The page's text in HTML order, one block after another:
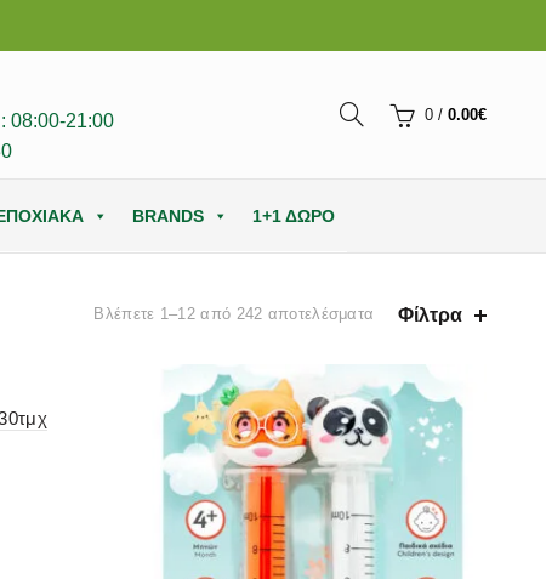
08:00-21:00
0 / 0.00€
BRANDS 1+1 ΔΩΡΟ
Βλέπετε 1–12 από 242 αποτελέσματα Φίλτρα